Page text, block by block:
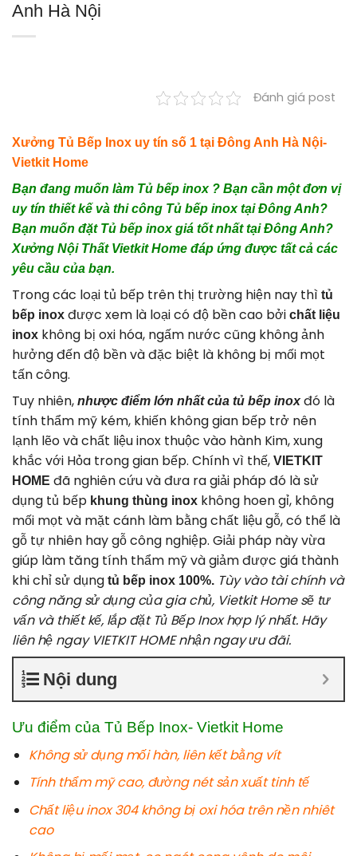
Anh Hà Nội
Đánh giá post
Xưởng Tủ Bếp Inox uy tín số 1 tại Đông Anh Hà Nội-
Vietkit Home
Bạn đang muốn làm Tủ bếp inox ? Bạn cần một đơn vị
uy tín thiết kế và thi công Tủ bếp inox tại Đông Anh?
Bạn muốn đặt Tủ bếp inox giá tốt nhất tại Đông Anh?
Xưởng Nội Thất Vietkit Home đáp ứng được tất cả các
yêu cầu của bạn.
Trong các loại tủ bếp trên thị trường hiện nay thì tủ
bếp inox được xem là loại có độ bền cao bởi chất liệu
inox không bị oxi hóa, ngấm nước cũng không ảnh
hưởng đến độ bền và đặc biệt là không bị mối mọt
tấn công.
Tuy nhiên, nhược điểm lớn nhất của tủ bếp inoxđó là
tính thẩm mỹ kém, khiến không gian bếp trở nên
lạnh lẽo và chất liệu inox thuộc vào hành Kim, xung
khắc với Hỏa trong gian bếp. Chính vì thế, VIETKIT
HOME đã nghiên cứu và đưa ra giải pháp đó là sử
dụng tủ bếp khung thùng inox không hoen gỉ, không
mối mọt và mặt cánh làm bằng chất liệu gỗ, có thể là
gỗ tự nhiên hay gỗ công nghiệp. Giải pháp này vừa
giúp làm tăng tính thẩm mỹ và giảm được giá thành
khi chỉ sử dụng tủ bếp inox 100%. Tùy vào tài chính và
công năng sử dụng của gia chủ, Vietkit Home sẽ tư
vấn và thiết kế, lắp đặt Tủ Bếp Inox hợp lý nhất. Hãy
liên hệ ngay VIETKIT HOME nhận ngay ưu đãi.
Nội dung
Ưu điểm của Tủ Bếp Inox- Vietkit Home
Không sử dụng mối hàn, liên kết bằng vít
Tính thẩm mỹ cao, đường nét sản xuất tinh tế
Chất liệu inox 304 không bị oxi hóa trên nền nhiêt
cao